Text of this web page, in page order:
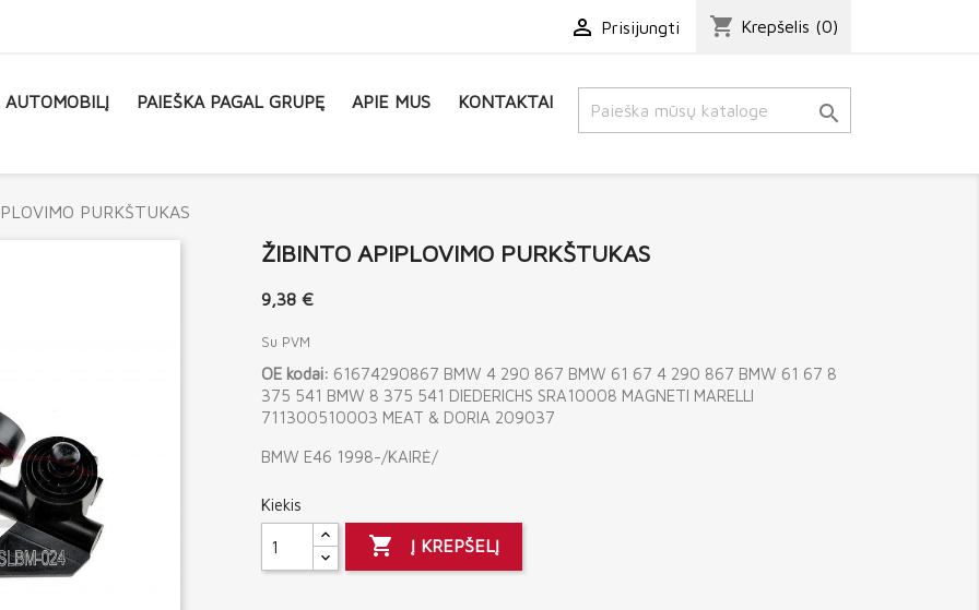
 Prisijungti shopping_cart Krepšelis (0)
AUTOMOBILĮ PAIEŠKA PAGAL GRUPĘ APIE MUS KONTAKTAI 
PURKŠTUKAS
ŽIBINTO APIPLOVIMO PURKŠTUKAS
9,38 €
Su PVM
OE kodai: 61674290867 BMW 4 290 867 BMW 61 67 4 290 867 BMW 61 67 8
375 541 BMW 8 375 541 DIEDERICHS SRA10008 MAGNETI MARELLI
711300510003 MEAT & DORIA 209037
BMW E46 1998-/KAIRĖ/
Kiekis
 Į KREPŠELĮ